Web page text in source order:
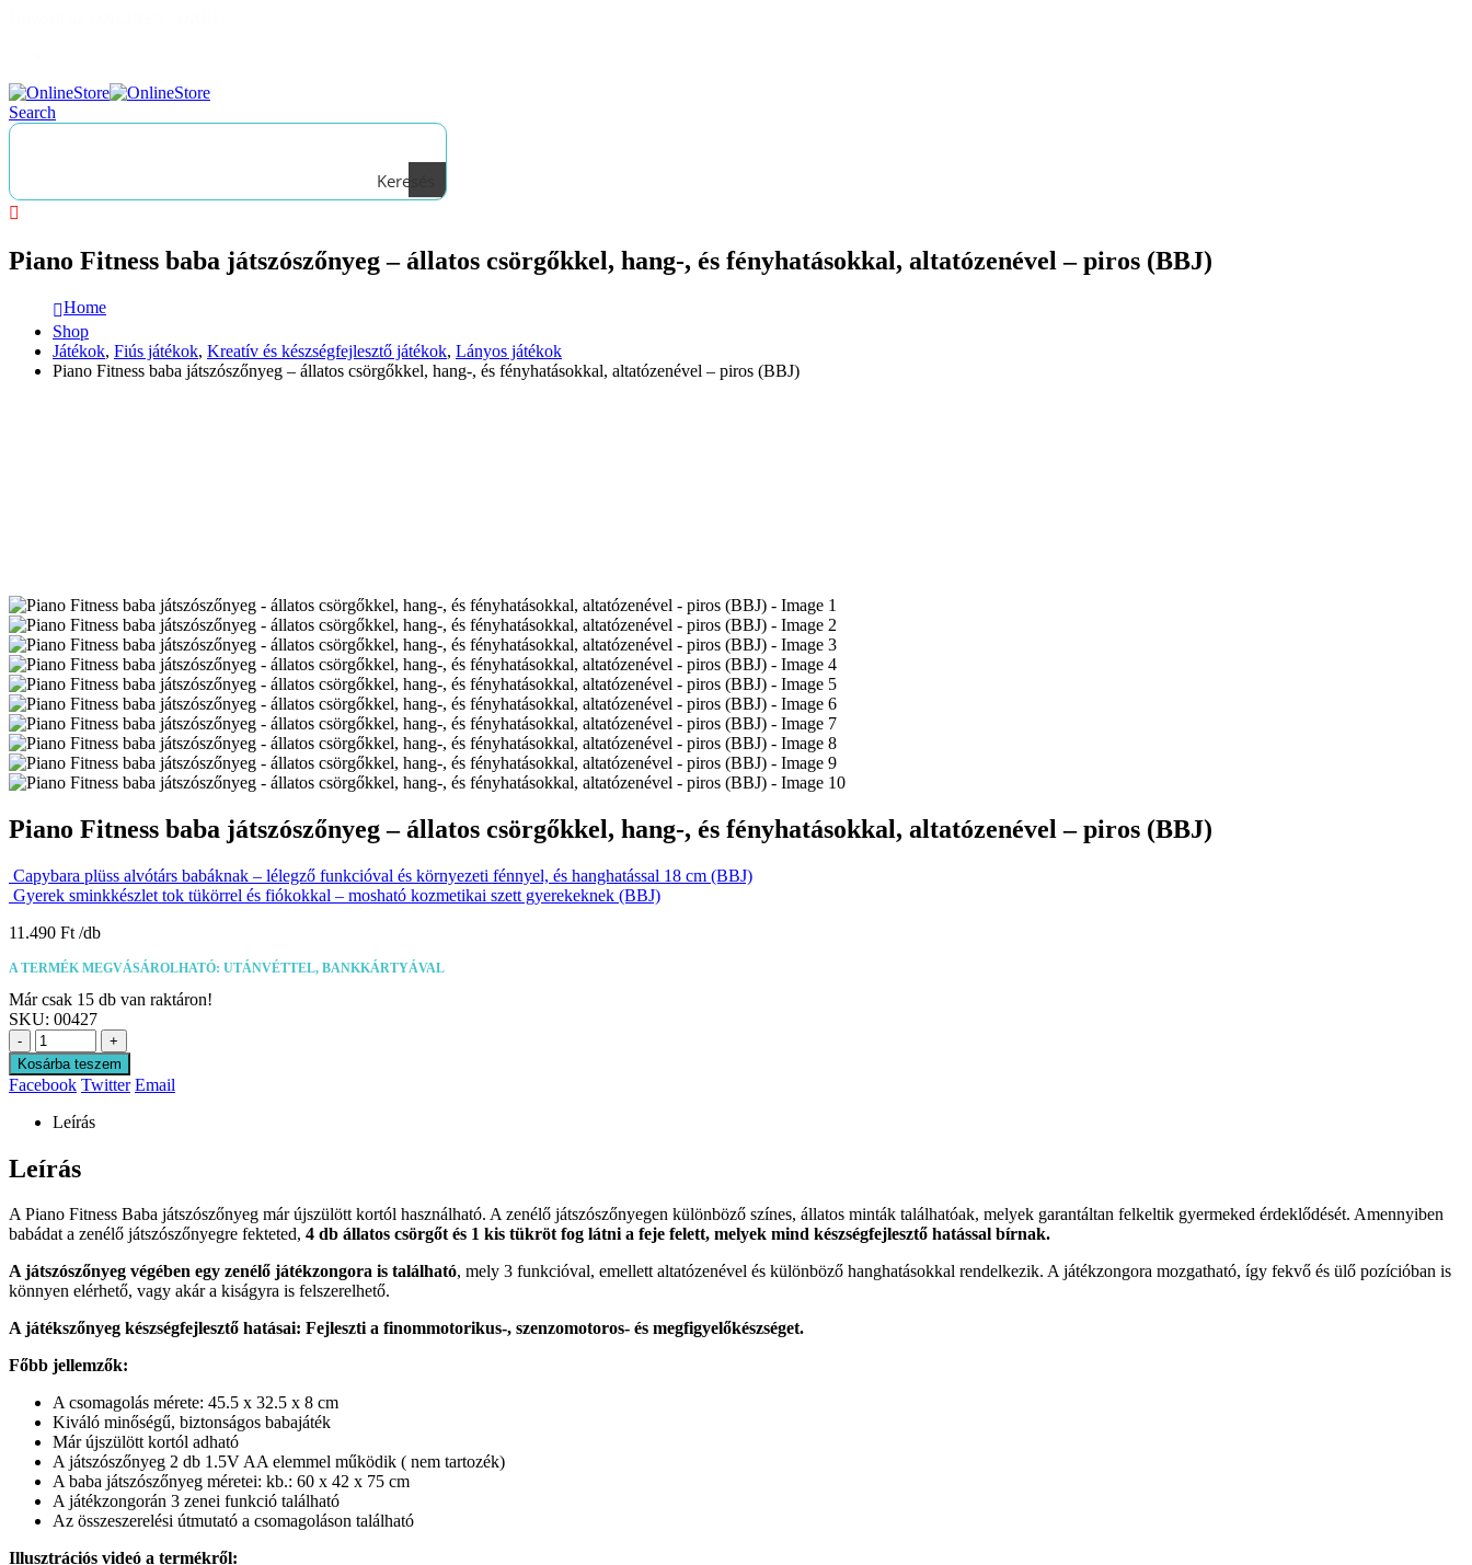
Search
Keresés
Piano Fitness baba játszószőnyeg – állatos csörgőkkel, hang-, és fényhatásokkal, altatózenével – piros (BBJ)
Home
Shop
Játékok, Fiús játékok, Kreatív és készségfejlesztő játékok, Lányos játékok
Piano Fitness baba játszószőnyeg – állatos csörgőkkel, hang-, és fényhatásokkal, altatózenével – piros (BBJ)
Piano Fitness baba játszószőnyeg – állatos csörgőkkel, hang-, és fényhatásokkal, altatózenével – piros (BBJ)
Capybara plüss alvótárs babáknak – lélegző funkcióval és környezeti fénnyel, és hanghatással 18 cm (BBJ)
Gyerek sminkkészlet tok tükörrel és fiókokkal – mosható kozmetikai szett gyerekeknek (BBJ)
11.490 Ft
A TERMÉK MEGVÁSÁROLHATÓ: UTÁNVÉTTEL, BANKKÁRTYÁVAL
Már csak 15 db van raktáron!
SKU: 00427
-
+
Kosárba teszem
Facebook Twitter Email
Leírás
Leírás
A Piano Fitness Baba játszószőnyeg már újszülött kortól használható. A zenélő játszószőnyegen különböző színes, állatos minták találhatóak, melyek garantáltan felkeltik gyermeked érdeklődését. Amennyiben
babádat a zenélő játszószőnyegre fekteted, 4 db állatos csörgőt és 1 kis tükröt fog látni a feje felett, melyek mind készségfejlesztő hatással bírnak.
A játszószőnyeg végében egy zenélő játékzongora is található, mely 3 funkcióval, emellett altatózenével és különböző hanghatásokkal rendelkezik. A játékzongora mozgatható, így fekvő és ülő pozícióban is
könnyen elérhető, vagy akár a kiságyra is felszerelhető.
A játékszőnyeg készségfejlesztő hatásai: Fejleszti a finommotorikus-, szenzomotoros- és megfigyelőkészséget.
Főbb jellemzők:
A csomagolás mérete: 45.5 x 32.5 x 8 cm
Kiváló minőségű, biztonságos babajáték
Már újszülött kortól adható
A játszószőnyeg 2 db 1.5V AA elemmel működik ( nem tartozék)
A baba játszószőnyeg méretei: kb.: 60 x 42 x 75 cm
A játékzongorán 3 zenei funkció található
Az összeszerelési útmutató a csomagoláson található
Illusztrációs videó a termékről: